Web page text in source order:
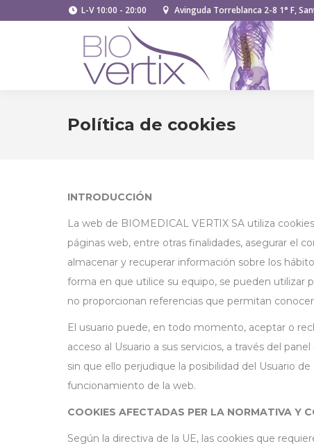
L-V 10:00 - 20:00 Avinguda Torreblanca 2-8 1° F,
Política de cookies
INTRODUCCIÓN
La web de BIOMEDICAL VERTIX SA utiliza
páginas web, entre otras finalidades, asegurar el
almacenar y recuperar información sobre los
forma en que utilice su equipo, se pueden utilizar
no proporcionan referencias que permitan
El usuario puede, en todo momento, aceptar o
acceso al Usuario a sus servicios, a través del
sin que ello perjudique la posibilidad del Usuario
funcionamiento de la web.
COOKIES AFECTADAS PER LA NORMATIVA Y
Según la directiva de la UE, las cookies que